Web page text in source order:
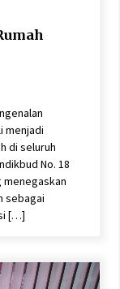
menjadi
di seluruh
No. 18
menegaskan
sebagai
[…]